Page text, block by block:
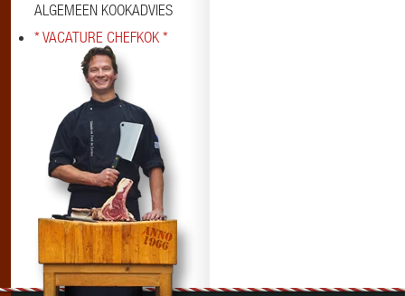
ALGEMEEN KOOKADVIES
* VACATURE CHEFKOK *